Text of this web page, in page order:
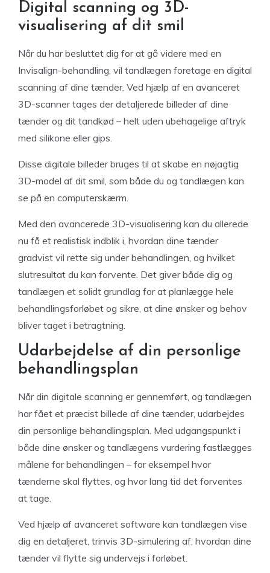
Digital scanning og 3D-
visualisering af dit smil
Når du har besluttet dig for at gå videre med en
Invisalign-behandling, vil tandlægen foretage en digital
scanning af dine tænder. Ved hjælp af en avanceret
3D-scanner tages der detaljerede billeder af dine
tænder og dit tandkød – helt uden ubehagelige aftryk
med silikone eller gips.
Disse digitale billeder bruges til at skabe en nøjagtig
3D-model af dit smil, som både du og tandlægen kan
se på en computerskærm.
Med den avancerede 3D-visualisering kan du allerede
nu få et realistisk indblik i, hvordan dine tænder
gradvist vil rette sig under behandlingen, og hvilket
slutresultat du kan forvente. Det giver både dig og
tandlægen et solidt grundlag for at planlægge hele
behandlingsforløbet og sikre, at dine ønsker og behov
bliver taget i betragtning.
Udarbejdelse af din personlige
behandlingsplan
Når din digitale scanning er gennemført, og tandlægen
har fået et præcist billede af dine tænder, udarbejdes
din personlige behandlingsplan. Med udgangspunkt i
både dine ønsker og tandlægens vurdering fastlægges
målene for behandlingen – for eksempel hvor
tænderne skal flyttes, og hvor lang tid det forventes
at tage.
Ved hjælp af avanceret software kan tandlægen vise
dig en detaljeret, trinvis 3D-simulering af, hvordan dine
tænder vil flytte sig undervejs i forløbet.